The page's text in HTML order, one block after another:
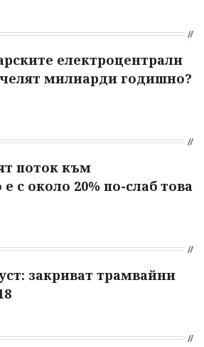
електроцентрали
милиарди годишно?
поток към
с около 20% по-слаб това
закриват трамвайни